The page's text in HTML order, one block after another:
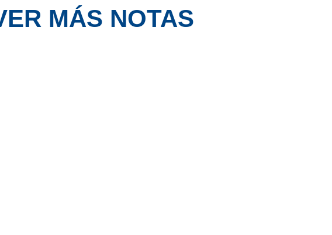
MÁS NOTAS